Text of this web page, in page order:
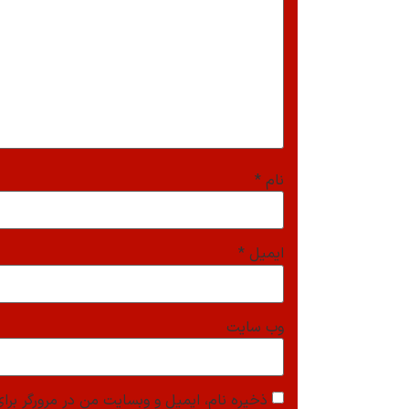
نام *
ایمیل *
وب‌ سایت
ذخیره نام، ایمیل و وبسایت من در مرورگر